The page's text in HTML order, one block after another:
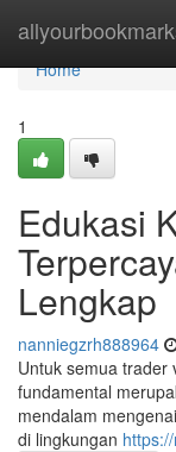
Home
Home
1
Edukasi
Lengkap
nanniegzrh888964
Untuk semua trader
fundamental
mendalam
di lingkungan